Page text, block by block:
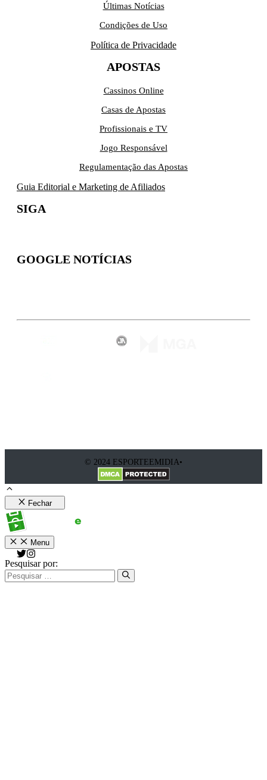
Últimas Notícias
Condições de Uso
Política de Privacidade
APOSTAS
Cassinos Online
Casas de Apostas
Profissionais e TV
Jogo Responsável
Regulamentação das Apostas
Guia Editorial e Marketing de Afiliados
SIGA
GOOGLE NOTÍCIAS
© 2024 ESPORTEEMIDIA•
Fechar
Menu
Pesquisar por: